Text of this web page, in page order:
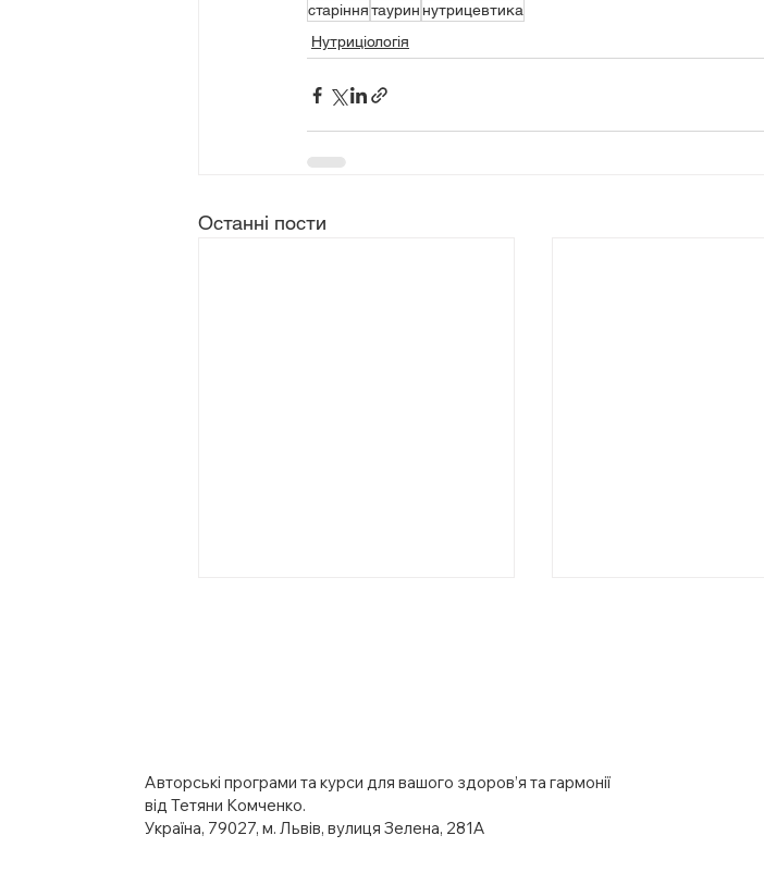
старіннятаурин нутрицевтика
Нутриціологія
Останні пости
Кето чи Оземпік? Що
ефективніше для
схуднення, метаболізму і
Смачна їжа активує
Авторські програми та курси для вашого здоров’я та гармонії
від Тетяни Комченко.
Україна, 79027, м. Львів, вулиця Зелена, 281A